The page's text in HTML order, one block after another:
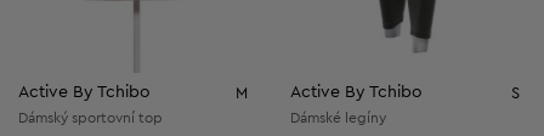
Active By Tchibo M
Dámský sportovní top
Active By Tchibo S
Dámské legíny